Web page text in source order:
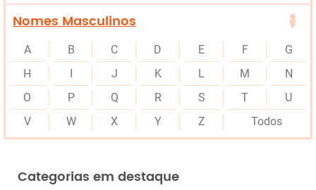
Nomes Masculinos
A B C D E F
G
H
J K L M
N
O
P Q R S T
U
V
W X Y Z Todos
Categorias em destaque